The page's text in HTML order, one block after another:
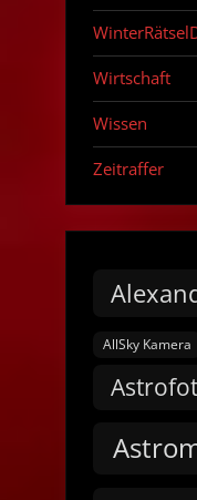
Wirtschaft
Wissen
Zeitraffer
AllSky Kamera